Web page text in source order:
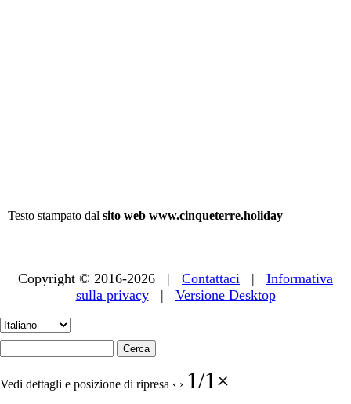
Testo stampato dal sito web www.cinqueterre.holiday
Copyright © 2016-2026 | Contattaci | Informativa
sulla privacy| Versione Desktop
Vedi dettagli e posizione di ripresa ‹ › 1/1 ×